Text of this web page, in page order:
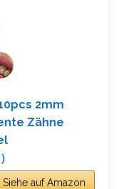
2mm
Zähne
Siehe auf Amazon